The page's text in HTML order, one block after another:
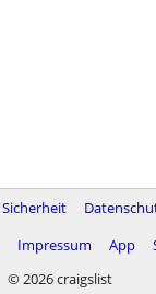
Sicherheit
Impressum App
© 2026 craigslist